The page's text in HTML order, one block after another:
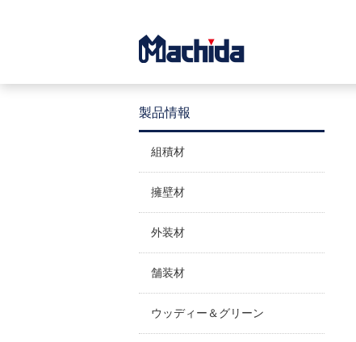
製品情報
組積材
擁壁材
外装材
舗装材
ウッディー＆グリーン